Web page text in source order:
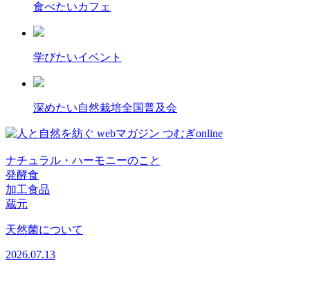
食べたいカフェ
学びたいイベント
深めたい自然栽培全国普及会
商品